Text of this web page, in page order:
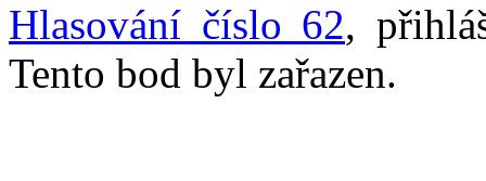
Hlasování číslo 62,
Tento bod byl zařazen.